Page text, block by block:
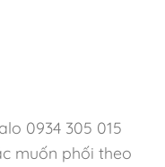
0934 305 015
muốn phối theo